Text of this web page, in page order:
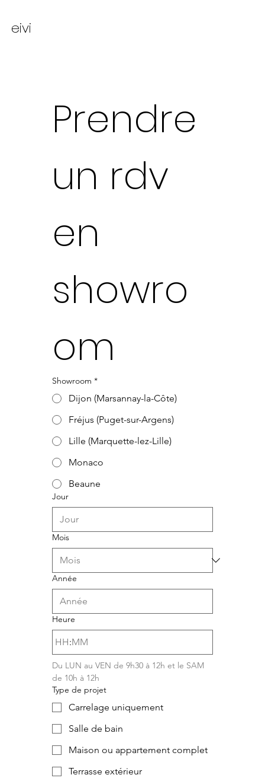
eivi
Prendre
un rdv
en
showro
om
Showroom *
Dijon (Marsannay-la-Côte)
Fréjus (Puget-sur-Argens)
Lille (Marquette-lez-Lille)
Monaco
Beaune
Jour
Mois
Année
Heure
:
Du LUN au VEN de 9h30 à 12h et le SAM
de 10h à 12h
Type de projet
Carrelage uniquement
Salle de bain
Maison ou appartement complet
Terrasse extérieur